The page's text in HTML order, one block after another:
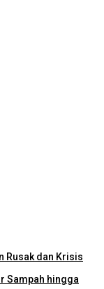
Rusak dan Krisis
Sampah hingga